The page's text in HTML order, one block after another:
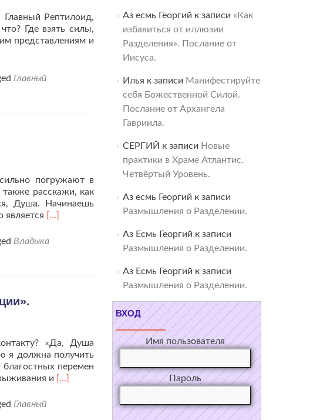
Рептилоид,
Где взять силы,
представлениям и
Главный
погружают в
расскажи, как
Душа. Начинаешь
является Читать
проМелхисидек
Благодарности.
[…]
Владыка
«Да, Душа
я должна получить
перемен
и Читать
проПослание
[…]
Главный
Аз есмь Георгий к записи «Как
избавиться от иллюзии
Разделения». Послание от
Иисуса.
Илья к записи Манифестируйте
себя Божественной Силой.
Послание от Архангела
Гавриила.
СЕРГИЙ к записи Новые
практики в Храме Атлантис.
Четвёртый Уровень.
Аз есмь Георгий к записи
Размышления о Разделении.
Аз Есмь Георгий к записи
Размышления о Разделении.
Аз Есмь Георгий к записи
Размышления о Разделении.
ВХОД
Имя пользователя
Пароль